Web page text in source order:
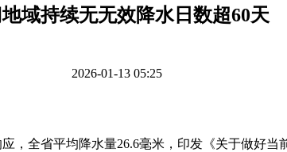
域持续无无效降水日数超60天
2026-01-13 05:25
全省平均降水量26.6毫米，印发《关于做好当